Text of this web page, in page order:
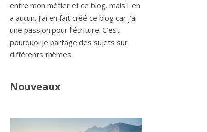
entre mon métier et ce blog, mais il en
a aucun. J’ai en fait créé ce blog car j’ai
une passion pour l’écriture. C’est
pourquoi je partage des sujets sur
différents thèmes.
Nouveaux